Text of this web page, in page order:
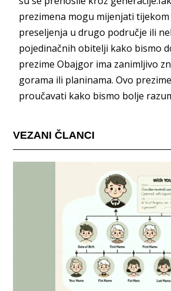
prezimena mogu mijenjati
preseljenja u drugo područje ili
pojedinačnih obitelji kako bismo
prezime Obajgor ima zanimljivo
gorama ili planinama. Ovo
proučavati kako bismo bolje
VEZANI ČLANCI